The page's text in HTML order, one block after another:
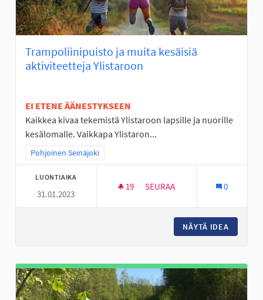
Trampoliinipuisto ja muita kesäisiä
aktiviteetteja Ylistaroon
EI ETENE ÄÄNESTYKSEEN
Kaikkea kivaa tekemistä Ylistaroon lapsille ja nuorille
kesälomalle. Vaikkapa Ylistaron...
Rajaa tulokset teeman mukaan: Pohjoinen Seinäjoki
Pohjoinen Seinäjoki
LUONTIAIKA
31.01.2023
19 19 SEURAAJAA
SEURAA 0
NÄYTÄ IDEA